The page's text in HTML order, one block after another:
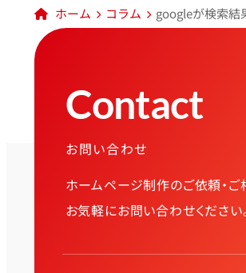
ホーム コラム googleが検索結果ランキングでHTTPS対応サイ
Contact
お問い合わせ
ホームページ制作のご依頼・
お気軽にお問い合わせください